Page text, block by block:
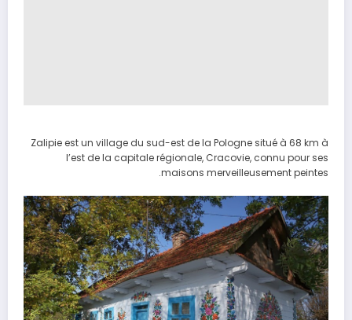
Zalipie est un village du sud-est de la Pologne situé à 68 km à
l’est de la capitale régionale, Cracovie, connu pour ses
maisons merveilleusement peintes.